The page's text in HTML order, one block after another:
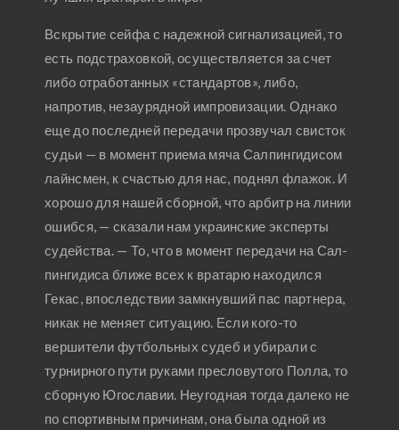
Вскрытие сейфа с надежной сигнализацией, то
есть подстраховкой, осуществляется за счет
либо отработанных «стандартов», либо,
напротив, незаурядной импровизации. Однако
еще до последней передачи прозвучал свисток
судьи — в момент приема мяча Салпингидисом
лайнсмен, к счастью для нас, поднял флажок. И
хорошо для нашей сборной, что арбитр на линии
ошибся, — сказали нам украинские эксперты
судейства. — То, что в момент передачи на Сал-
пингидиса ближе всех к вратарю находился
Гекас, впоследствии замкнувший пас партнера,
никак не меняет ситуацию. Если кого-то
вершители футбольных судеб и убирали с
турнирного пути руками пресловутого Полла, то
сборную Югославии. Неугодная тогда далеко не
по спортивным причинам, она была одной из